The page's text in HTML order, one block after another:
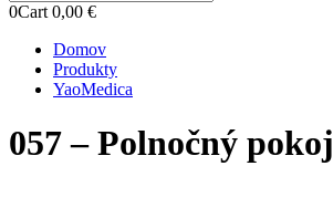
0Cart 0,00 €
Domov
Produkty
YaoMedica
057 – Polnočný pokoj